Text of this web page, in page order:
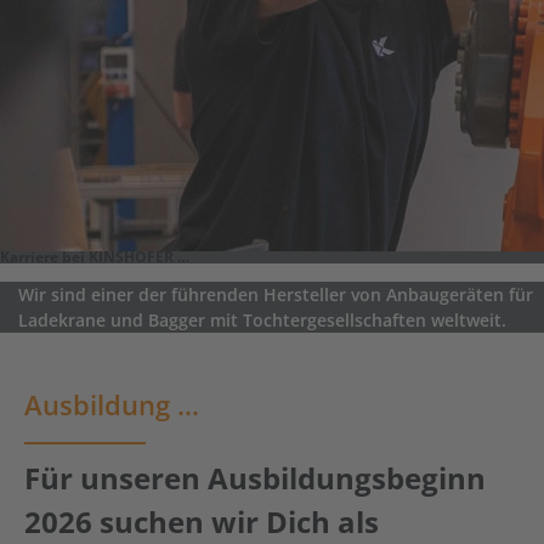
Karriere bei KINSHOFER …
Wir sind einer der führenden Hersteller von Anbaugeräten für
Ladekrane und Bagger mit Tochtergesellschaften weltweit.
Ausbildung …
Für unseren Ausbildungsbeginn
2026 suchen wir Dich als